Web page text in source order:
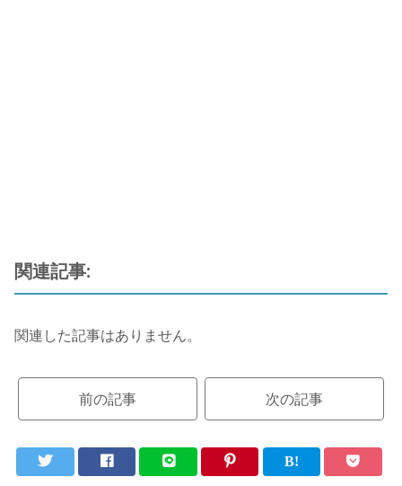
関連記事:
関連した記事はありません。
前の記事 次の記事